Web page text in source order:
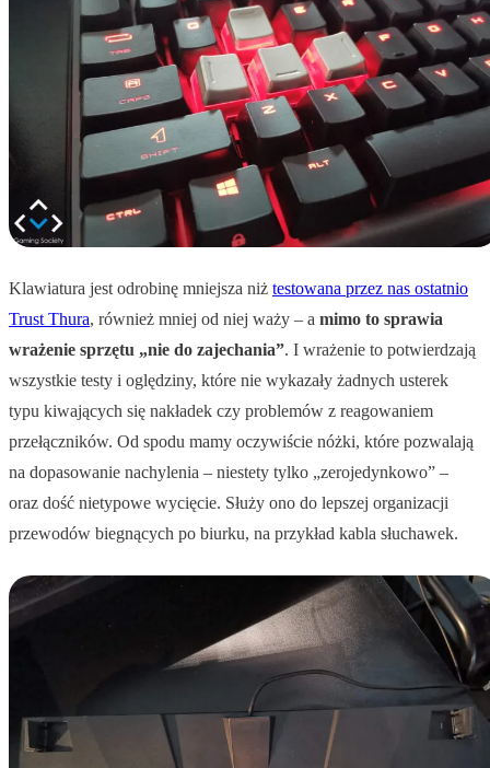
Klawiatura jest odrobinę mniejsza niż testowana przez nas ostatnio
Trust Thura, również mniej od niej waży – a mimo to sprawia
wrażenie sprzętu „nie do zajechania”. I wrażenie to potwierdzają
wszystkie testy i oględziny, które nie wykazały żadnych usterek
typu kiwających się nakładek czy problemów z reagowaniem
przełączników. Od spodu mamy oczywiście nóżki, które pozwalają
na dopasowanie nachylenia – niestety tylko „zerojedynkowo” –
oraz dość nietypowe wycięcie. Służy ono do lepszej organizacji
przewodów biegnących po biurku, na przykład kabla słuchawek.